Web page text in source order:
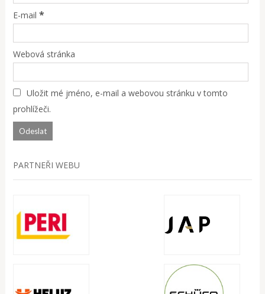
E-mail *
Webová stránka
Uložit mé jméno, e-mail a webovou stránku v tomto
prohlížeči.
PARTNEŘI WEBU